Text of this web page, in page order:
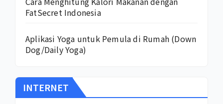
FatSecret Indonesia
Aplikasi Yoga untuk Pemula di Rumah (Down
Dog/Daily Yoga)
INTERNET